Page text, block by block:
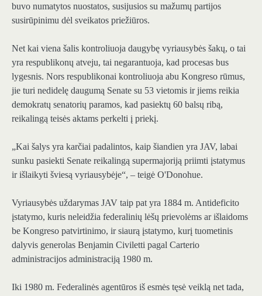
buvo numatytos nuostatos, susijusios su mažumų partijos
susirūpinimu dėl sveikatos priežiūros.
Net kai viena šalis kontroliuoja daugybę vyriausybės šakų, o tai
yra respublikonų atveju, tai negarantuoja, kad procesas bus
lygesnis. Nors respublikonai kontroliuoja abu Kongreso rūmus,
jie turi nedidelę daugumą Senate su 53 vietomis ir jiems reikia
demokratų senatorių paramos, kad pasiektų 60 balsų ribą,
reikalingą teisės aktams perkelti į priekį.
„Kai šalys yra karčiai padalintos, kaip šiandien yra JAV, labai
sunku pasiekti Senate reikalingą supermajoriją priimti įstatymus
ir išlaikyti šviesą vyriausybėje“, – teigė O'Donohue.
Vyriausybės uždarymas JAV taip pat yra 1884 m. Antideficito
įstatymo, kuris neleidžia federalinių lėšų prievolėms ar išlaidoms
be Kongreso patvirtinimo, ir siaurą įstatymo, kurį tuometinis
dalyvis generolas Benjamin Civiletti pagal Carterio
administracijos administraciją 1980 m.
Iki 1980 m. Federalinės agentūros iš esmės tęsė veiklą net tada,